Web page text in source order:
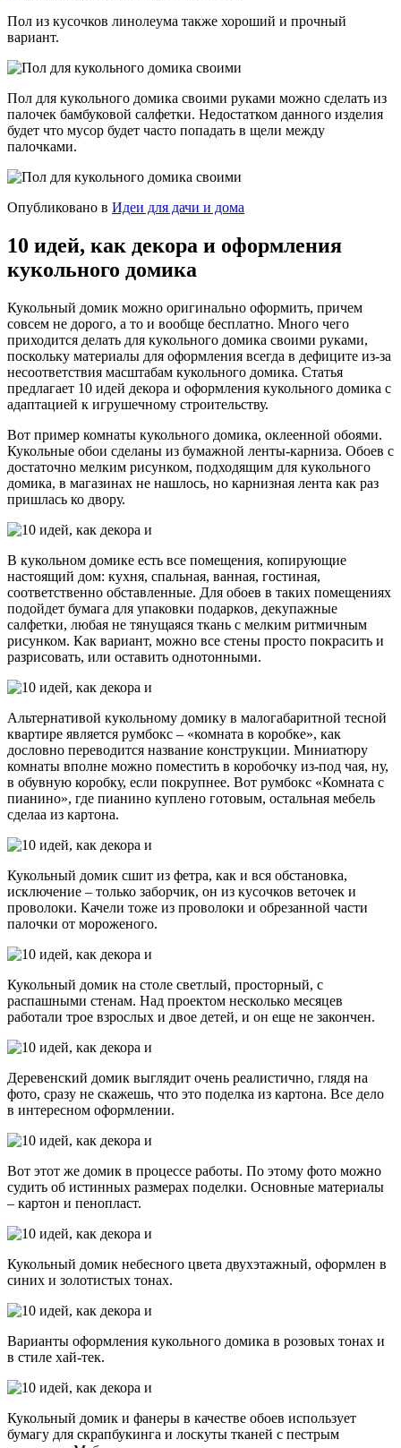
Пол из кусочков линолеума также хороший и прочный
вариант.
Пол для кукольного домика своими руками можно сделать из
палочек бамбуковой салфетки. Недостатком данного изделия
будет что мусор будет часто попадать в щели между
палочками.
Опубликовано в Идеи для дачи и дома
10 идей, как декора и оформления
кукольного домика
Кукольный домик можно оригинально оформить, причем
совсем не дорого, а то и вообще бесплатно. Много чего
приходится делать для кукольного домика своими руками,
поскольку материалы для оформления всегда в дефиците из-за
несоответствия масштабам кукольного домика. Статья
предлагает 10 идей декора и оформления кукольного домика с
адаптацией к игрушечному строительству.
Вот пример комнаты кукольного домика, оклеенной обоями.
Кукольные обои сделаны из бумажной ленты-карниза. Обоев с
достаточно мелким рисунком, подходящим для кукольного
домика, в магазинах не нашлось, но карнизная лента как раз
пришлась ко двору.
В кукольном домике есть все помещения, копирующие
настоящий дом: кухня, спальная, ванная, гостиная,
соответственно обставленные. Для обоев в таких помещениях
подойдет бумага для упаковки подарков, декупажные
салфетки, любая не тянущаяся ткань с мелким ритмичным
рисунком. Как вариант, можно все стены просто покрасить и
разрисовать, или оставить однотонными.
Альтернативой кукольному домику в малогабаритной тесной
квартире является румбокс – «комната в коробке», как
дословно переводится название конструкции. Миниатюру
комнаты вполне можно поместить в коробочку из-под чая, ну,
в обувную коробку, если покрупнее. Вот румбокс «Комната с
пианино», где пианино куплено готовым, остальная мебель
сделаа из картона.
Кукольный домик сшит из фетра, как и вся обстановка,
исключение – только заборчик, он из кусочков веточек и
проволоки. Качели тоже из проволоки и обрезанной части
палочки от мороженого.
Кукольный домик на столе светлый, просторный, с
распашными стенам. Над проектом несколько месяцев
работали трое взрослых и двое детей, и он еще не закончен.
Деревенский домик выглядит очень реалистично, глядя на
фото, сразу не скажешь, что это поделка из картона. Все дело
в интересном оформлении.
Вот этот же домик в процессе работы. По этому фото можно
судить об истинных размерах поделки. Основные материалы
– картон и пенопласт.
Кукольный домик небесного цвета двухэтажный, оформлен в
синих и золотистых тонах.
Варианты оформления кукольного домика в розовых тонах и
в стиле хай-тек.
Кукольный домик и фанеры в качестве обоев использует
бумагу для скрапбукинга и лоскуты тканей с пестрым